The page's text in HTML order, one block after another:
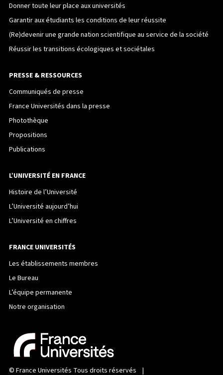
Donner toute leur place aux universités
Garantir aux étudiants les conditions de leur réussite
(Re)devenir une grande nation scientifique au service de la société
Réussir les transitions écologiques et sociétales
PRESSE & RESSOURCES
Communiqués de presse
France Universités dans la presse
Photothèque
Propositions
Publications
L’UNIVERSITÉ EN FRANCE
Histoire de l’Université
L’Université aujourd’hui
L’Université en chiffres
FRANCE UNIVERSITÉS
Les établissements membres
Le Bureau
L’équipe permanente
Notre organisation
© France Universités Tous droits réservés |